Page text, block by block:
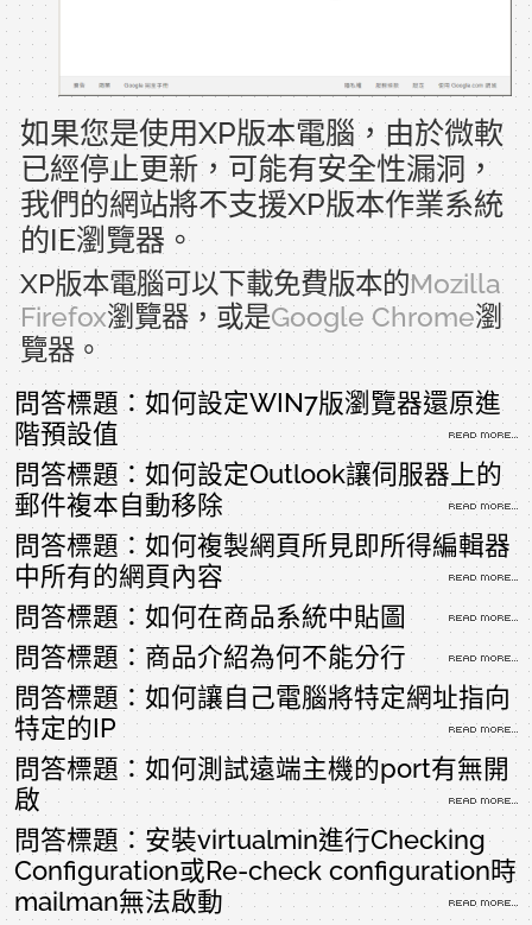
如果您是使用XP版本電腦，由於微軟
已經停止更新，可能有安全性漏洞，
我們的網站將不支援XP版本作業系統
的IE瀏覽器。
XP版本電腦可以下載免費版本的Mozilla
Firefox瀏覽器，或是Google Chrome瀏
覽器。
問答標題：如何設定WIN7版瀏覽器還原進
階預設值
問答標題：如何設定Outlook讓伺服器上的
郵件複本自動移除
問答標題：如何複製網頁所見即所得編輯器
中所有的網頁內容
問答標題：如何在商品系統中貼圖
問答標題：商品介紹為何不能分行
問答標題：如何讓自己電腦將特定網址指向
特定的IP
問答標題：如何測試遠端主機的port有無開
啟
問答標題：安裝virtualmin進行Checking
Configuration或Re-check configuration時
mailman無法啟動